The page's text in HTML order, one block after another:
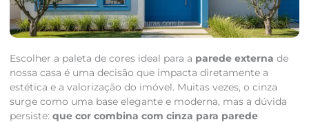
Escolher a paleta de cores ideal para a parede externa de
nossa casa é uma decisão que impacta diretamente a
estética e a valorização do imóvel. Muitas vezes, o cinza
surge como uma base elegante e moderna, mas a dúvida
persiste: que cor combina com cinza para parede